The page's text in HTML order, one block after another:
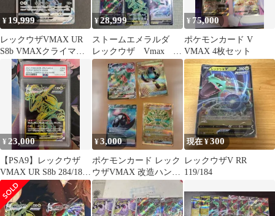
¥ 19,999
レックウザVMAX UR
S8b VMAXクライマッ
クス 284/184
¥28,999
ストームエメラルダ
レックウザ Vmax
UR RR RRR イオン
当選品
¥ 75,000
ポケモンカード V
VMAX 4枚セット
¥ 23,000
【PSA9】レックウザ
VMAX UR S8b 284/184
ハイクラスパック
VMAXクライマックス
ポケモンカード
¥3,000
ポケモンカード レック
ウザVMAX 改造ハンマ
ー 他 4枚セット
現在 ¥300
レックウザV RR
119/184